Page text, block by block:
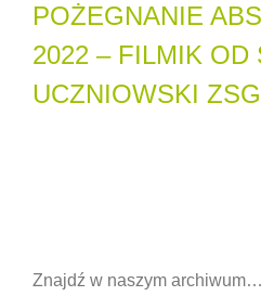
POŻEGNANIE
2022 – FILMIK OD
UCZNIOWSKI